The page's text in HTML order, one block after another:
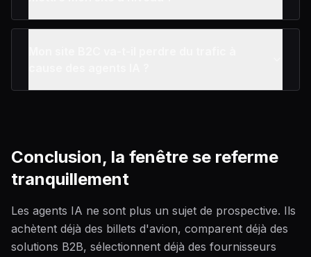
Conclusion, la fenêtre se referme
tranquillement
Les agents IA ne sont plus un sujet de prospective. Ils
achètent déjà des billets d'avion, comparent déjà des
solutions B2B, sélectionnent déjà des fournisseurs